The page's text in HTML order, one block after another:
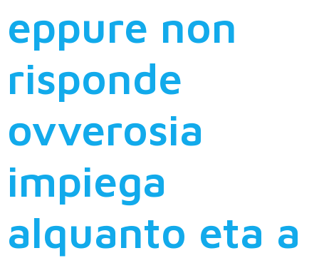
eppure non
risponde
ovverosia
impiega
alquanto eta a